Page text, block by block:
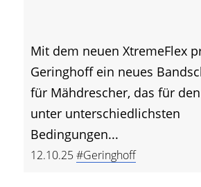
Mit dem neuen XtremeFlex
Geringhoff ein neues
für Mähdrescher, das für
unter unterschiedlichsten
Bedingungen...
12.10.25#Geringhoff